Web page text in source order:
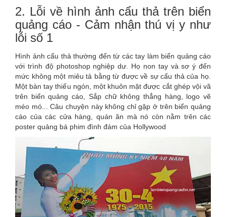
2. Lỗi về hình ảnh cẩu thả trên biển
quảng cáo - Cảm nhận thú vị y như
lỗi số 1
Hình ảnh cẩu thả thường đến từ các tay làm biển quảng cáo
với trình độ photoshop nghiệp dư. Họ non tay và sơ ý đến
mức không một miêu tả bằng từ được về sự cẩu thả của họ.
Một bàn tay thiếu ngón, một khuôn mặt được cắt ghép vội vã
trên biển quảng cáo, Sắp chữ không thẳng hàng, logo vẽ
méo mó... Câu chuyện này không chỉ gặp ở trên biển quảng
cáo của các cửa hàng, quán ăn mà nó còn nằm trên các
poster quảng bá phim đình đám của Hollywood